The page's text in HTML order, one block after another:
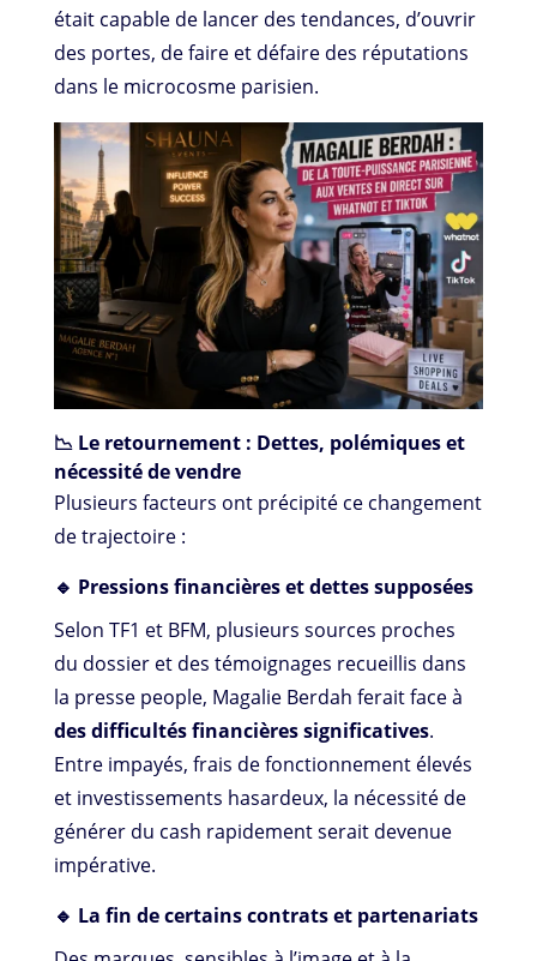
était capable de lancer des tendances, d’ouvrir
des portes, de faire et défaire des réputations
dans le microcosme parisien.
📉 Le retournement : Dettes, polémiques et
nécessité de vendre
Plusieurs facteurs ont précipité ce changement
de trajectoire :
🔹 Pressions financières et dettes supposées
Selon TF1 et BFM, plusieurs sources proches
du dossier et des témoignages recueillis dans
la presse people, Magalie Berdah ferait face à
des difficultés financières significatives.
Entre impayés, frais de fonctionnement élevés
et investissements hasardeux, la nécessité de
générer du cash rapidement serait devenue
impérative.
🔹 La fin de certains contrats et partenariats